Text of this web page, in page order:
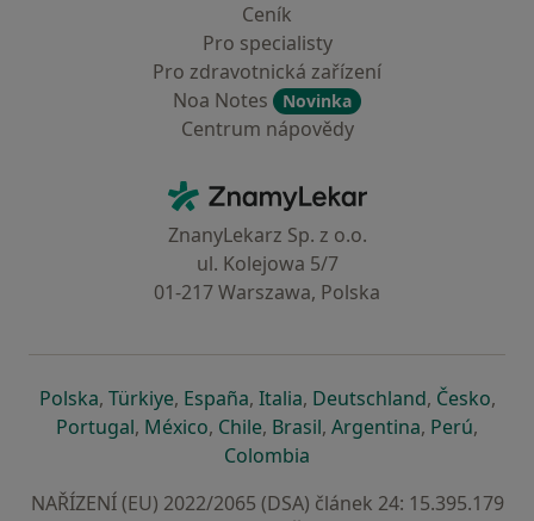
Ceník
Pro specialisty
Pro zdravotnická zařízení
Noa Notes
Novinka
Centrum nápovědy
ZnamyLekar - Hlavní stránka
ZnanyLekarz Sp. z o.o.
ul. Kolejowa 5/7
01-217 Warszawa, Polska
Polskase otevře v nové záložce
, Türkiyese otevře v nové záložce
, Españase otevře v nové záložce
, Italiase otevře v nové záložce
, Deutschlandse otevře v
, Českose
,
Portugalse otevře v nové záložce
, Méxicose otevře v nové záložce
, Chilese otevře v nové záložce
, Brasilse otevře v nové
, Argentinase otevře v
, Perúse
,
Colombia
NAŘÍZENÍ (EU) 2022/2065 (DSA) článek 24: 15.395.179